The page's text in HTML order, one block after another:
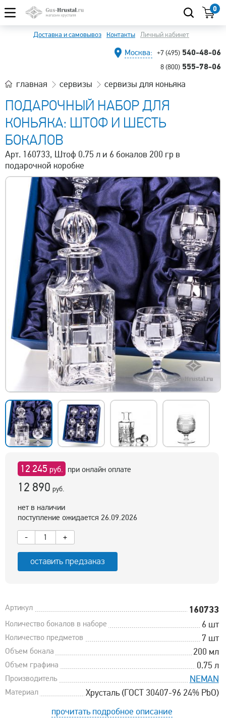
0
Доставка и самовывоз Контакты Личный кабинет
Москва: +7 (495) 540-48-06
8 (800) 555-78-06
главная сервизы сервизы для коньяка
ПОДАРОЧНЫЙ НАБОР ДЛЯ
КОНЬЯКА: ШТОФ И ШЕСТЬ
БОКАЛОВ
Арт. 160733, Штоф 0.75 л и 6 бокалов 200 гр в
подарочной коробке
12 245 руб. при онлайн оплате
12 890 руб.
нет в наличии
поступление ожидается 26.09.2026
-
+
оставить предзаказ
Артикул 160733
Количество бокалов в наборе 6 шт
Количество предметов 7 шт
Объем бокала 200 мл
Объем графина 0.75 л
Производитель NEMAN
Материал
Хрусталь (ГОСТ 30407-96 24% PbO)
прочитать подробное описание